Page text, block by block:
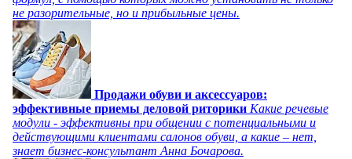
не разорительные, но и прибыльные цены.
Продажи обуви и аксессуаров:
эффективные приемы деловой риторики Какие речевые
модули - эффективны при общении с потенциальными и
действующими клиентами салонов обуви, а какие – нет,
знает бизнес-консультант Анна Бочарова.